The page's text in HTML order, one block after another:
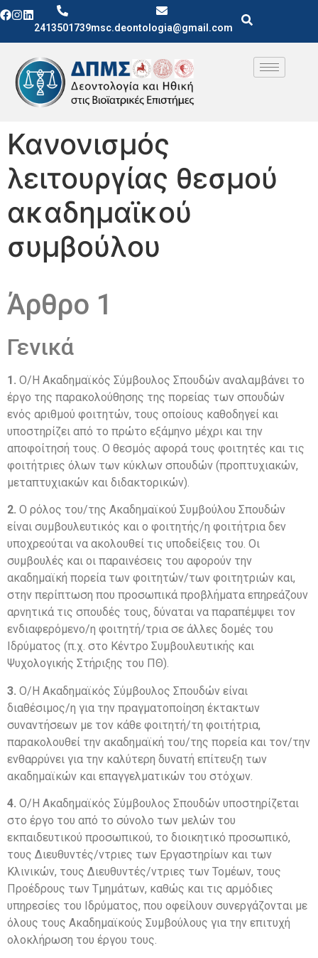
2413501739msc.deontologia@gmail.com
Κανονισμός
λειτουργίας θεσμού
ακαδημαϊκού
συμβούλου
Άρθρο 1
Γενικά
1. Ο/Η Ακαδημαϊκός Σύμβουλος Σπουδών αναλαμβάνει το
έργο της παρακολούθησης της πορείας των σπουδών
ενός αριθμού φοιτητών, τους οποίους καθοδηγεί και
υποστηρίζει από το πρώτο εξάμηνο μέχρι και την
αποφοίτησή τους. Ο θεσμός αφορά τους φοιτητές και τις
φοιτήτριες όλων των κύκλων σπουδών (προπτυχιακών,
μεταπτυχιακών και διδακτορικών).
2. Ο ρόλος του/της Ακαδημαϊκού Συμβούλου Σπουδών
είναι συμβουλευτικός και ο φοιτητής/η φοιτήτρια δεν
υποχρεούται να ακολουθεί τις υποδείξεις του. Οι
συμβουλές και οι παραινέσεις του αφορούν την
ακαδημαϊκή πορεία των φοιτητών/των φοιτητριών και,
στην περίπτωση που προσωπικά προβλήματα επηρεάζουν
αρνητικά τις σπουδές τους, δύναται να παραπέμψει τον
ενδιαφερόμενο/η φοιτητή/τρια σε άλλες δομές του
Ιδρύματος (π.χ. στο Κέντρο Συμβουλευτικής και
Ψυχολογικής Στήριξης του ΠΘ).
3. Ο/Η Ακαδημαϊκός Σύμβουλος Σπουδών είναι
διαθέσιμος/η για την πραγματοποίηση έκτακτων
συναντήσεων με τον κάθε φοιτητή/τη φοιτήτρια,
παρακολουθεί την ακαδημαϊκή του/της πορεία και τον/την
ενθαρρύνει για την καλύτερη δυνατή επίτευξη των
ακαδημαϊκών και επαγγελματικών του στόχων.
4. Ο/Η Ακαδημαϊκός Σύμβουλος Σπουδών υποστηρίζεται
στο έργο του από το σύνολο των μελών του
εκπαιδευτικού προσωπικού, το διοικητικό προσωπικό,
τους Διευθυντές/ντριες των Εργαστηρίων και των
Κλινικών, τους Διευθυντές/ντριες των Τομέων, τους
Προέδρους των Τμημάτων, καθώς και τις αρμόδιες
υπηρεσίες του Ιδρύματος, που οφείλουν συνεργάζονται με
όλους τους Ακαδημαϊκούς Συμβούλους για την επιτυχή
ολοκλήρωση του έργου τους.